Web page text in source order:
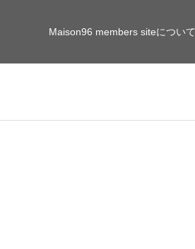
Maison96 members siteについて